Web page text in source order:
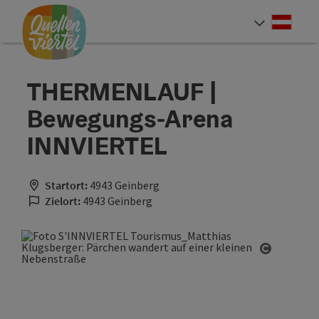
Zum Inhalt
Zur Navigation
Zum Seitenanfang
THERMENLAUF |
Bewegungs-Arena
INNVIERTEL
Startort: 4943 Geinberg
Zielort: 4943 Geinberg